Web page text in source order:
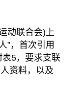
动联合会)上
”，首次引用
表5，要求支联
资料，以及